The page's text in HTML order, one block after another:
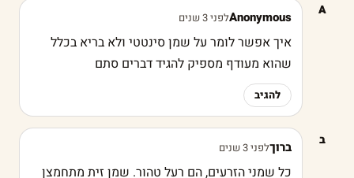
A
Anonymousלפני 3 שנים
איך אפשר לומר על שמן סינטטי ולא בריא בכלל
שהוא מעודף מספיק להגיד דברים סתם
להגיב
ב ברוךלפני 3 שנים
כל שמני הזרעים, הם רעל טהור. שמן זית מתחמצן